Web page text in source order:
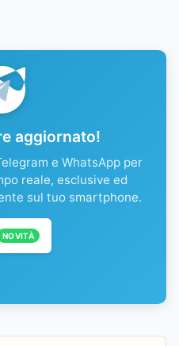
aggiornato!
e WhatsApp per
reale, esclusive ed
sul tuo smartphone.
NOVITÀ